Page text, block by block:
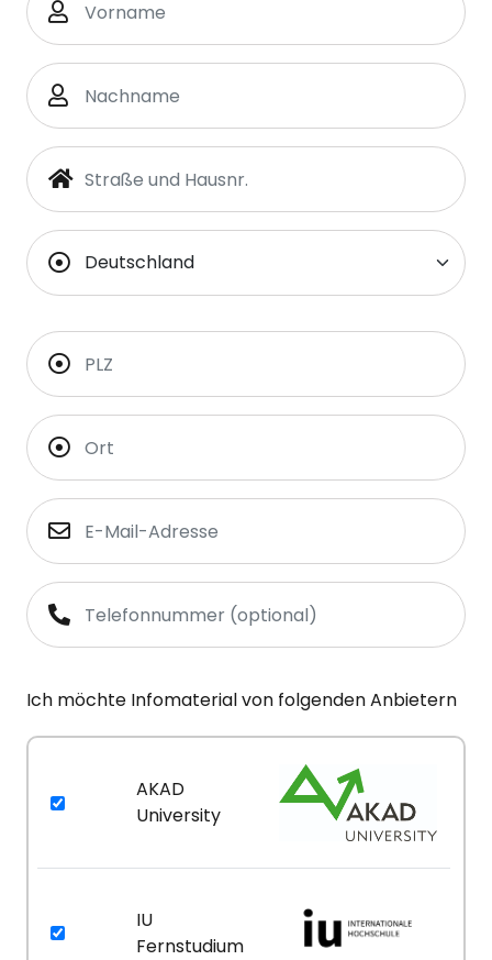
Ich möchte Infomaterial von folgenden Anbietern
AKAD
University
IU
Fernstudium